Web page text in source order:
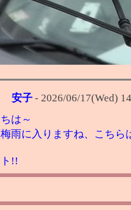
安子 - 2026/06/17(Wed)
は～
雨に入りますね、こち
!!